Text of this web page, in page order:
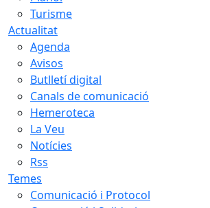
Turisme
Actualitat
Agenda
Avisos
Butlletí digital
Canals de comunicació
Hemeroteca
La Veu
Notícies
Rss
Temes
Comunicació i Protocol